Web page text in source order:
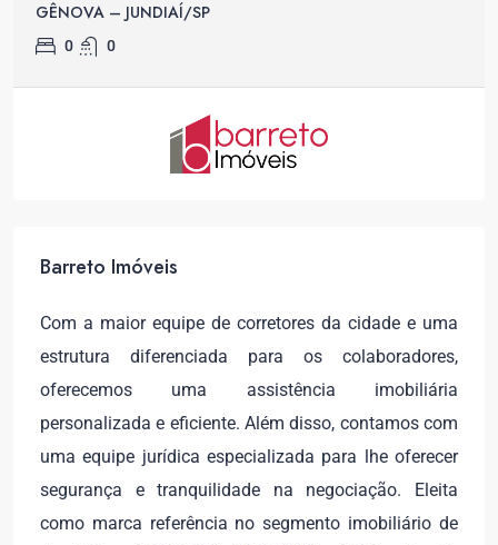
GÊNOVA – JUNDIAÍ/SP
0 0
Barreto Imóveis
Com a maior equipe de corretores da cidade e uma
estrutura diferenciada para os colaboradores,
oferecemos uma assistência imobiliária
personalizada e eficiente. Além disso, contamos com
uma equipe jurídica especializada para lhe oferecer
segurança e tranquilidade na negociação. Eleita
como marca referência no segmento imobiliário de